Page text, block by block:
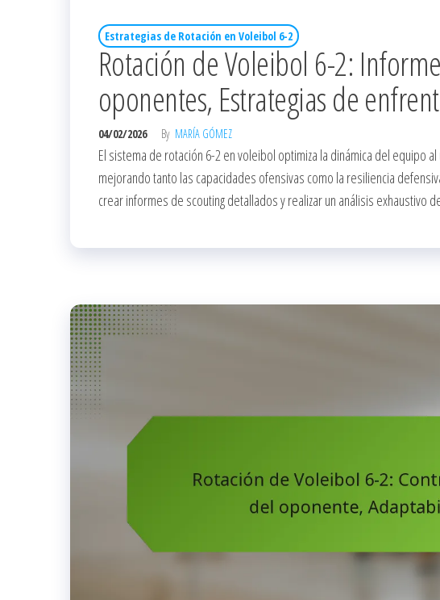
Estrategias de Rotación en Voleibol 6-2
Rotación de Voleibol 6-2:
oponentes, Estrategias de
04/02/2026 By MARÍA GÓMEZ
El sistema de rotación 6-2 en voleibol optimiza la dinámica del equipo
mejorando tanto las capacidades ofensivas como la resiliencia
crear informes de scouting detallados y realizar un análisis exhaustivo